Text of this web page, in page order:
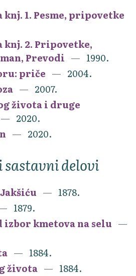
knj. 1. Pesme, pripovetke
knj. 2. Pripovetke,
Prevodi
1990.
priče
2004.
2007.
života i druge
2020.
2020.
delovi
1878.
1879.
izbor kmetova na selu
1884.
života
1884.